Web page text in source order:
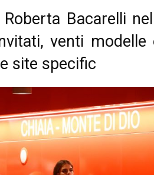
Bacarelli
venti
site specific